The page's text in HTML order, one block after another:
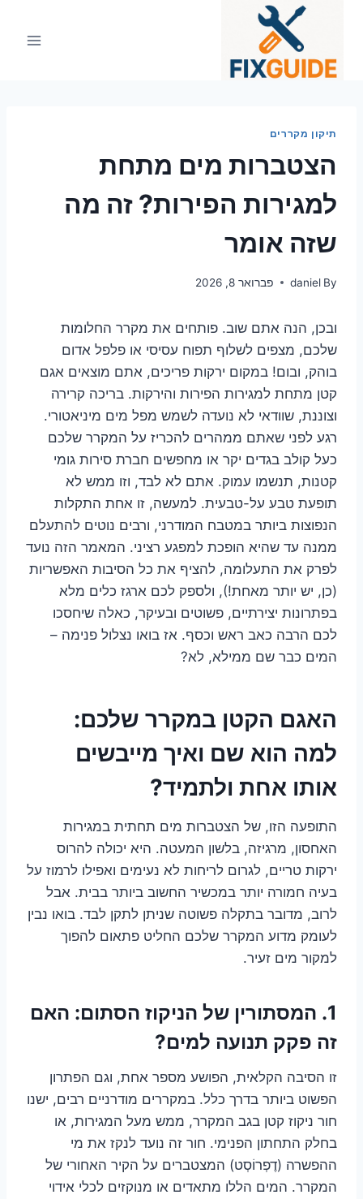
תיקון מקררים
הצטברות מים מתחת
למגירות הפירות? זה מה
שזה אומר
By
daniel פברואר 8, 2026
ובכן, הנה אתם שוב. פותחים את מקרר החלומות
שלכם, מצפים לשלוף תפוח עסיסי או פלפל אדום
בוהק, ובום! במקום ירקות פריכים, אתם מוצאים אגם
קטן מתחת למגירות הפירות והירקות. בריכה קרירה
וצוננת, שוודאי לא נועדה לשמש מפל מים מיניאטורי.
רגע לפני שאתם ממהרים להכריז על המקרר שלכם
כעל קולב בגדים יקר או מחפשים חברת סירות גומי
קטנות, תנשמו עמוק. אתם לא לבד, וזו ממש לא
תופעת טבע על-טבעית. למעשה, זו אחת התקלות
הנפוצות ביותר במטבח המודרני, ורבים נוטים להתעלם
ממנה עד שהיא הופכת למפגע רציני. המאמר הזה נועד
לפרק את התעלומה, להציף את כל הסיבות האפשריות
(כן, יש יותר מאחת!), ולספק לכם ארגז כלים מלא
בפתרונות יצירתיים, פשוטים ובעיקר, כאלה שיחסכו
לכם הרבה כאב ראש וכסף. אז בואו נצלול פנימה –
המים כבר שם ממילא, לא?
האגם הקטן במקרר שלכם:
למה הוא שם ואיך מייבשים
אותו אחת ולתמיד?
התופעה הזו, של הצטברות מים תחתית במגירות
האחסון, מרגיזה, בלשון המעטה. היא יכולה להרוס
ירקות טריים, לגרום לריחות לא נעימים ואפילו לרמוז על
בעיה חמורה יותר במכשיר החשוב ביותר בבית. אבל
לרוב, מדובר בתקלה פשוטה שניתן לתקן לבד. בואו נבין
לעומק מדוע המקרר שלכם החליט פתאום להפוך
למקור מים זעיר.
1. המסתורין של הניקוז הסתום: האם
זה פקק תנועה למים?
זו הסיבה הקלאית, הפושע מספר אחת, וגם הפתרון
הפשוט ביותר בדרך כלל. במקררים מודרניים רבים, ישנו
חור ניקוז קטן בגב המקרר, ממש מעל המגירות, או
בחלק התחתון הפנימי. חור זה נועד לנקז את מי
ההפשרה (דֶפְרוֹסְט) המצטברים על הקיר האחורי של
המקרר. המים הללו מתאדים או מנוקזים לכלי אידוי